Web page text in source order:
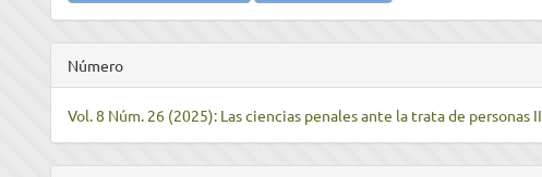
Número
Vol. 8 Núm. 26 (2025): Las ciencias penales ante la trata de personas II